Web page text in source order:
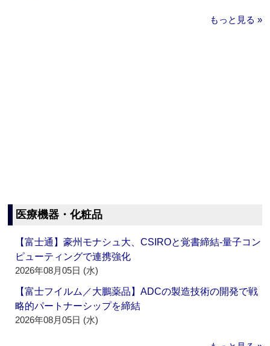
もっと見る »
医療機器・化粧品
【富士通】豪州モナシュ大、CSIROと覚書締結‐量子コン
ピューティングで連携強化
2026年08月05日 (水)
【富士フイルム／大鵬薬品】ADCの製造技術の開発で戦
略的パートナーシップを締結
2026年08月05日 (水)